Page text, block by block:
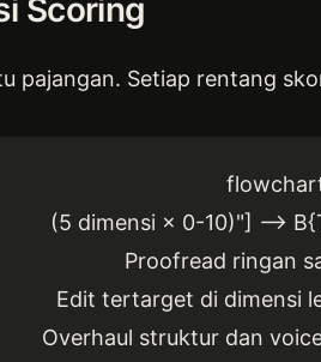
Scoring
pajangan. Setiap rentang
(5 dimensi × 0-10)"] -->
Proofread ringan
Edit tertarget di dimensi
Overhaul struktur dan